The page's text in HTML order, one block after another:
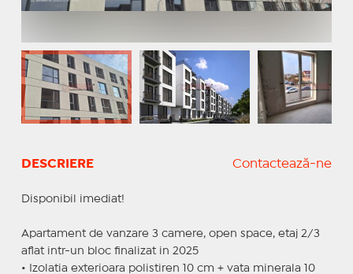
DESCRIERE Contactează-ne
Disponibil imediat!
Apartament de vanzare 3 camere, open space, etaj 2/3
aflat intr-un bloc finalizat in 2025
• Izolatia exterioara polistiren 10 cm + vata minerala 10